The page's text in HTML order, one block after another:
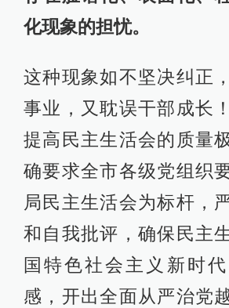
化现象的担忧。
这种现象如不坚决纠正
事业，又耽误干部成长
提高民主生活会的质量
确要求全市各级党组织
局民主生活会为标杆，
和自我批评，确保民主
国特色社会主义新时
感，开出全面从严治党